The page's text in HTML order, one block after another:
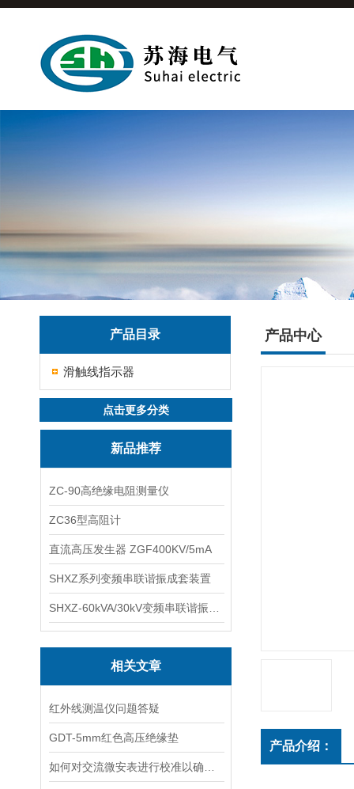
产品目录
滑触线指示器
点击更多分类
新品推荐
ZC-90高绝缘电阻测量仪
ZC36型高阻计
直流高压发生器 ZGF400KV/5mA
SHXZ系列变频串联谐振成套装置
相关文章
红外线测温仪问题答疑
GDT-5mm红色高压绝缘垫
产品中心
产品介绍：